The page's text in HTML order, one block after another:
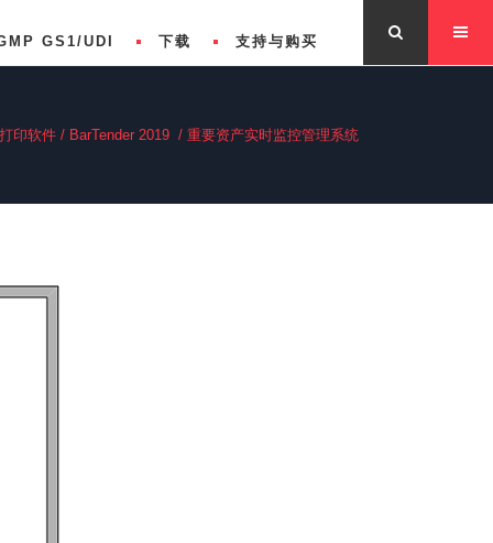
版企业版功能对比
GS1/UDI 下载 支持与购买
印软件 / BarTender 2019 / 重要资产实时监控管理系统